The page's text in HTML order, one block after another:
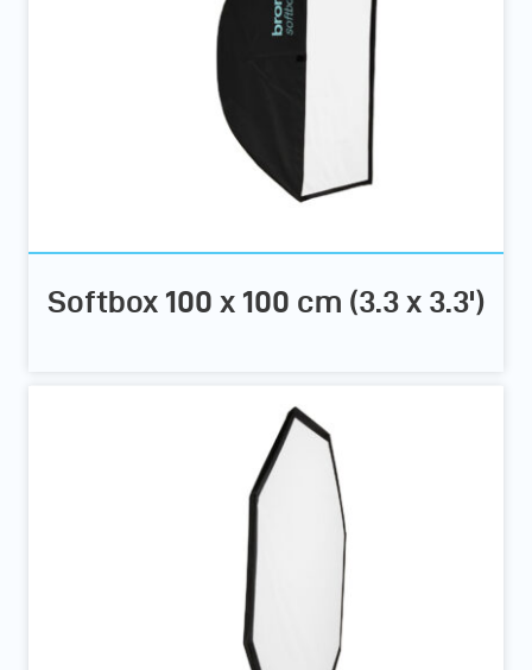
Softbox 100 x 100 cm (3.3 x 3.3')